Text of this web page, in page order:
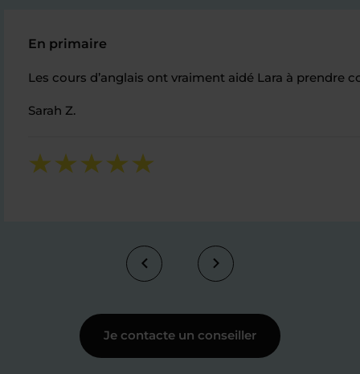
En primaire
Les cours d’anglais ont vraiment aidé Lara à prendre
Sarah Z.
Je contacte un conseiller